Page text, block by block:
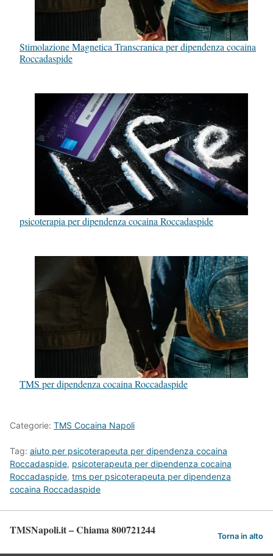
Stimolazione Magnetica Transcranica per dipendenza cocaina
Roccadaspide
psicoterapia per dipendenza cocaina Roccadaspide
TMS per dipendenza cocaina Roccadaspide
Categorie: TMS Cocaina Napoli
Tag: aiuto per psicoterapeuta per dipendenza cocaina
Roccadaspide, psicoterapeuta per dipendenza cocaina
Roccadaspide, tms per psicoterapeuta per dipendenza
cocaina Roccadaspide
TMSNapoli.it – Chiama 800721244 Torna in alto